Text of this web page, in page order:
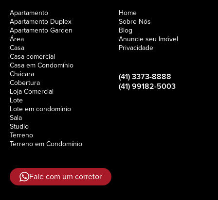
Apartamento
Apartamento Duplex
Apartamento Garden
Área
Casa
Casa comercial
Casa em Condomínio
Chácara
Cobertura
Loja Comercial
Lote
Lote em condomínio
Sala
Studio
Terreno
Terreno em Condomínio
Home
Sobre Nós
Blog
Anuncie seu Imóvel
Privacidade
(41) 3373-8888
(41) 99182-5003
Fale com um corretor